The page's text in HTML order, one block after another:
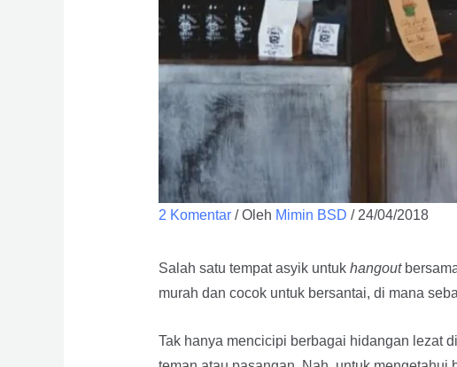
2 Komentar / Oleh Mimin BSD / 24/04/2018
Salah satu tempat asyik untuk hangout
murah dan cocok untuk bersantai, di mana
Tak hanya mencicipi berbagai hidangan lezat